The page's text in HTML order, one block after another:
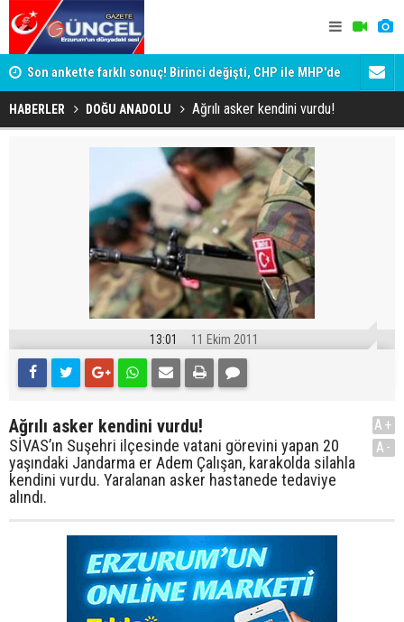
Son ankette farklı sonuç! Birinci değişti, CHP ile MHP'de
büyük kayıp
HABERLER DOĞU ANADOLU Ağrılı asker kendini vurdu!
13:01 11 Ekim 2011
Ağrılı asker kendini vurdu!
SİVAS’ın Suşehri ilçesinde vatani görevini yapan 20
yaşındaki Jandarma er Adem Çalışan, karakolda silahla
kendini vurdu. Yaralanan asker hastanede tedaviye
alındı.
A+
A-